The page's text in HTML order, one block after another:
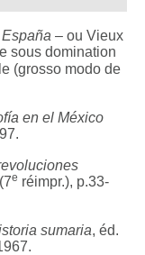
– ou Vieux
sous domination
(grosso modo de
en el México
e réimpr.), p.33-
sumaria, éd.